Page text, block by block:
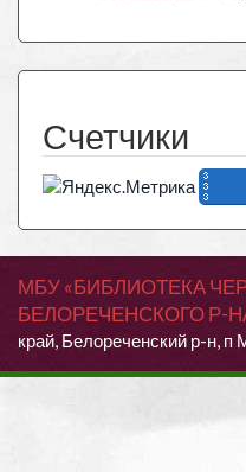
Счетчики
МБУ «БИБЛИОТЕКА
БЕЛОРЕЧЕНСКОГО Р-
край, Белореченский р-н,